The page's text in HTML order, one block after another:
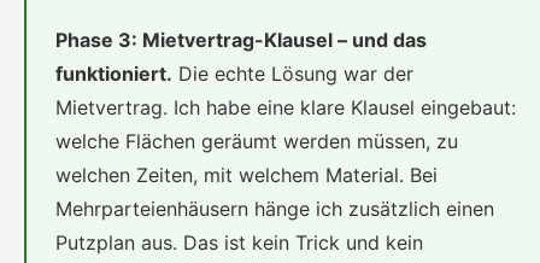
Phase 3: Mietvertrag-Klausel – und das
funktioniert. Die echte Lösung war der
Mietvertrag. Ich habe eine klare Klausel eingebaut:
welche Flächen geräumt werden müssen, zu
welchen Zeiten, mit welchem Material. Bei
Mehrparteienhäusern hänge ich zusätzlich einen
Putzplan aus. Das ist kein Trick und kein